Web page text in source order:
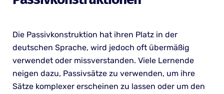
Die Passivkonstruktion hat ihren Platz in der
deutschen Sprache, wird jedoch oft übermäßig
verwendet oder missverstanden. Viele Lernende
neigen dazu, Passivsätze zu verwenden, um ihre
Sätze komplexer erscheinen zu lassen oder um den